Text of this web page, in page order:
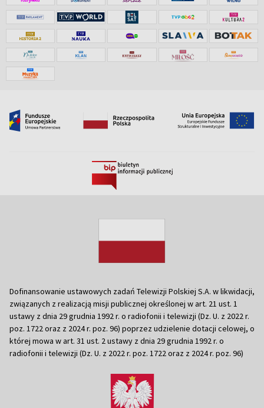
Dofinansowanie ustawowych zadań Telewizji Polskiej S.A. w likwidacji,
związanych z realizacją misji publicznej określonej w art. 21 ust. 1
ustawy z dnia 29 grudnia 1992 r. o radiofonii i telewizji (Dz. U. z 2022 r.
poz. 1722 oraz z 2024 r. poz. 96) poprzez udzielenie dotacji celowej, o
której mowa w art. 31 ust. 2 ustawy z dnia 29 grudnia 1992 r. o
radiofonii i telewizji (Dz. U. z 2022 r. poz. 1722 oraz z 2024 r. poz. 96)